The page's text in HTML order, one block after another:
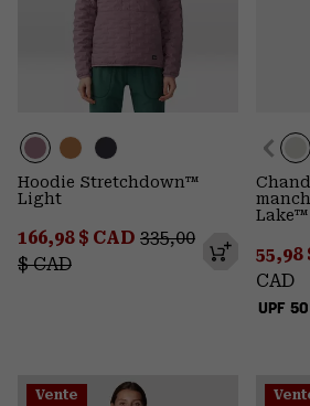
Hoodie Stretchdown™
Light
Sale price:
166,98 $ CAD Regular price:
335,00
$ CAD
UPF 50
Lake™
55,98
CAD
Vente